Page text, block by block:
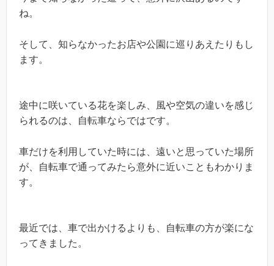
ね。
そして、知らなかったお店や公園に巡りあえたりもし
ます。
途中に咲いている花を楽しみ、風や空気の違いを感じ
られるのは、自転車ならではです。
車だけを利用していた時には、遠いと思っていた場所
が、自転車で通ってみたら意外に近いこともわかりま
す。
最近では、車で出かけるよりも、自転車の方が楽にな
ってきました。